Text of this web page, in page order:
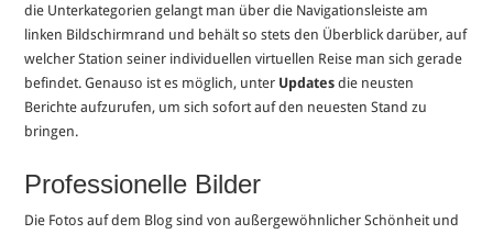
die Unterkategorien gelangt man über die Navigationsleiste am
linken Bildschirmrand und behält so stets den Überblick darüber, auf
welcher Station seiner individuellen virtuellen Reise man sich gerade
befindet. Genauso ist es möglich, unter Updatesdie neusten
Berichte aufzurufen, um sich sofort auf den neuesten Stand zu
bringen.
Professionelle Bilder
Die Fotos auf dem Blog sind von außergewöhnlicher Schönheit und